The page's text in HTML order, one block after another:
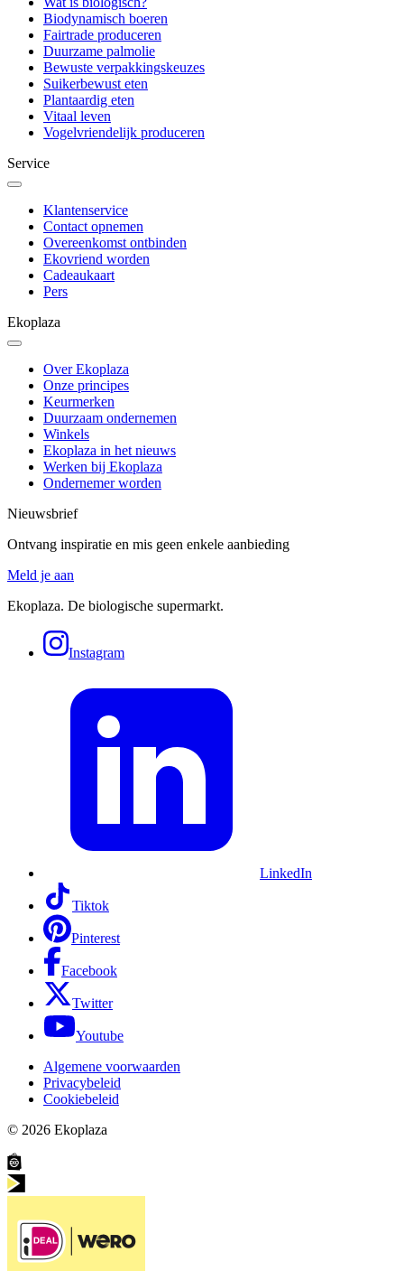
Biodynamisch boeren
Fairtrade produceren
Duurzame palmolie
Bewuste verpakkingskeuzes
Suikerbewust eten
Plantaardig eten
Vitaal leven
Vogelvriendelijk produceren
Service
Klantenservice
Contact opnemen
Overeenkomst ontbinden
Ekovriend worden
Cadeaukaart
Pers
Ekoplaza
Over Ekoplaza
Onze principes
Keurmerken
Duurzaam ondernemen
Winkels
Ekoplaza in het nieuws
Werken bij Ekoplaza
Ondernemer worden
Nieuwsbrief
Ontvang inspiratie en mis geen enkele aanbieding
Meld je aan
Ekoplaza. De biologische supermarkt.
Instagram
LinkedIn
Tiktok
Pinterest
Facebook
Twitter
Youtube
Algemene voorwaarden
Privacybeleid
Cookiebeleid
© 2026 Ekoplaza